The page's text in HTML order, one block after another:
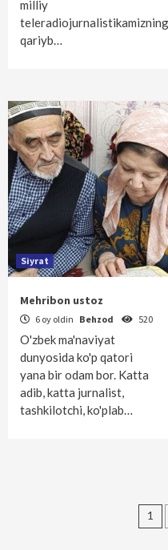
milliy
teleradiojurnalistikamizning
qariyb…
Siyrat
Mehribon ustoz
6 oy oldin Behzod 520
O'zbek ma'naviyat
dunyosida ko'p qatori
yana bir odam bor. Katta
adib, katta jurnalist,
tashkilotchi, ko'plab…
1